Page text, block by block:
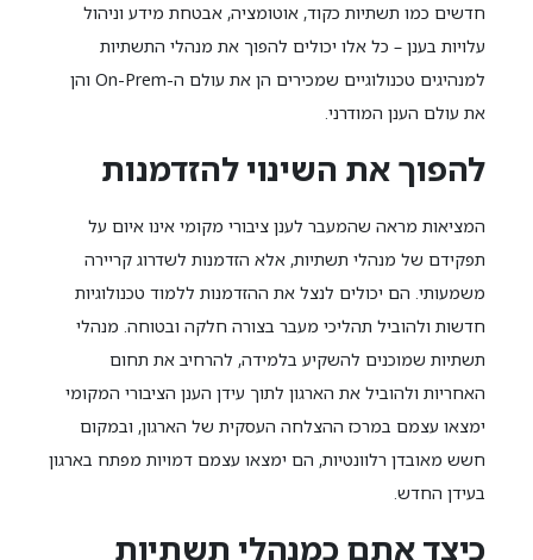
חדשים כמו תשתיות כקוד, אוטומציה, אבטחת מידע וניהול
עלויות בענן – כל אלו יכולים להפוך את מנהלי התשתיות
למנהיגים טכנולוגיים שמכירים הן את עולם ה-On-Prem והן
את עולם הענן המודרני.
להפוך את השינוי להזדמנות
המציאות מראה שהמעבר לענן ציבורי מקומי אינו איום על
תפקידם של מנהלי תשתיות, אלא הזדמנות לשדרוג קריירה
משמעותי. הם יכולים לנצל את ההזדמנות ללמוד טכנולוגיות
חדשות ולהוביל תהליכי מעבר בצורה חלקה ובטוחה. מנהלי
תשתיות שמוכנים להשקיע בלמידה, להרחיב את תחום
האחריות ולהוביל את הארגון לתוך עידן הענן הציבורי המקומי
ימצאו עצמם במרכז ההצלחה העסקית של הארגון, ובמקום
חשש מאובדן רלוונטיות, הם ימצאו עצמם דמויות מפתח בארגון
בעידן החדש.
כיצד אתם כמנהלי תשתיות